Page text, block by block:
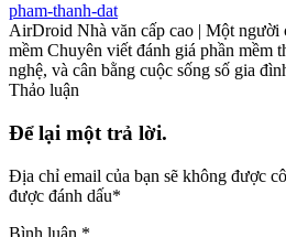
pham-thanh-dat
AirDroid Nhà văn cấp cao | Một người
mềm Chuyên viết đánh giá phần mềm
nghệ, và cân bằng cuộc sống số gia
Thảo luận
Để lại một trả lời.
Địa chỉ email của bạn sẽ không được
được đánh dấu*
Bình luận *